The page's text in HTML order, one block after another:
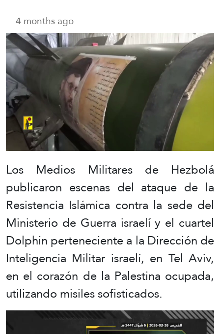
4 months ago
Los Medios Militares de Hezbolá
publicaron escenas del ataque de la
Resistencia Islámica contra la sede del
Ministerio de Guerra israelí y el cuartel
Dolphin perteneciente a la Dirección de
Inteligencia Militar israelí, en Tel Aviv,
en el corazón de la Palestina ocupada,
utilizando misiles sofisticados.